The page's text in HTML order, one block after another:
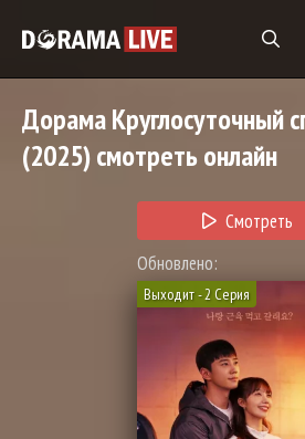
ДорамаКруглосуточный
(2025) смотреть онлайн
Смотреть
Обновлено:
Выходит - 2 Серия